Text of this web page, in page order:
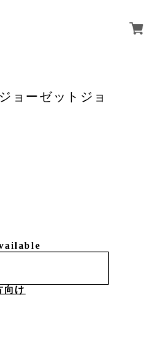
ョーゼットジョ
向け